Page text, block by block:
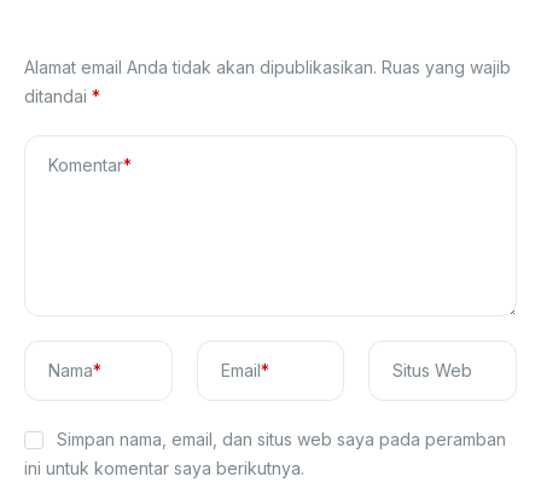
Alamat email Anda tidak akan dipublikasikan. Ruas yang wajib
ditandai *
Komentar*
Nama* Email* Situs Web
Simpan nama, email, dan situs web saya pada peramban
ini untuk komentar saya berikutnya.